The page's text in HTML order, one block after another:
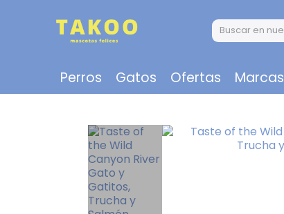
Perros Gatos Ofertas Marcas